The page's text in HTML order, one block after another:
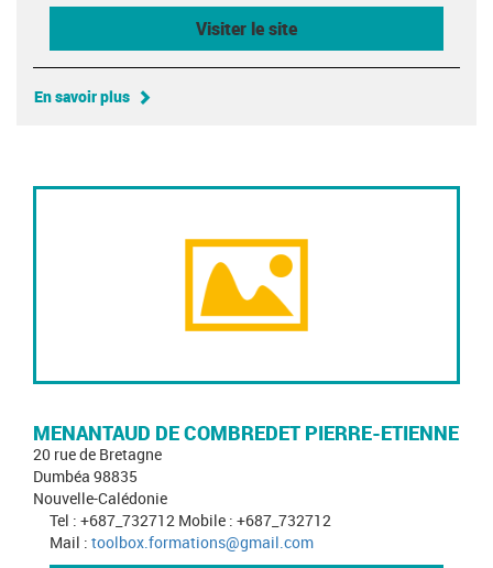
Visiter le site
En savoir plus
MENANTAUD DE COMBREDET PIERRE-ETIENNE
20 rue de Bretagne
Dumbéa 98835
Nouvelle-Calédonie
Tel : +687_732712 Mobile : +687_732712
Mail : toolbox.formations@gmail.com